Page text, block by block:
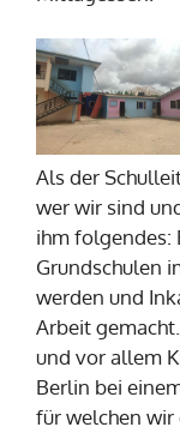
Als der
wer wir sind
ihm folgendes:
Grundschulen
werden und
Arbeit
und vor allem
Berlin bei
für welchen